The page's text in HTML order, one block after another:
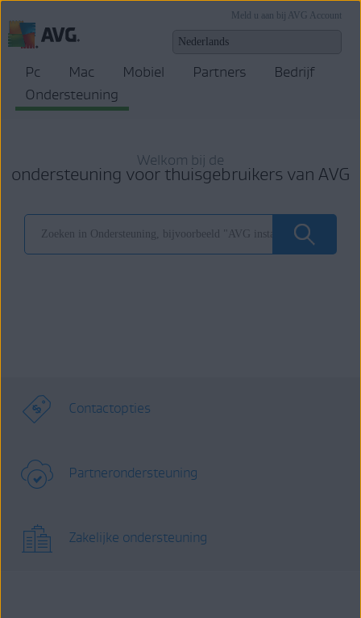
Meld u aan bij AVG Account
Pc Mac Mobiel Partners
Bedrijf
Ondersteuning
Welkom bij de
ondersteuning voor thuisgebruikers van AVG
Contactopties
Partnerondersteuning
Zakelijke ondersteuning